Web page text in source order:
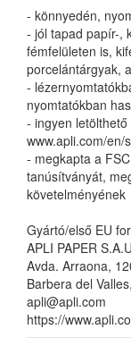
- könnyedén,
- jól tapad papír-,
fémfelületen is,
porcelántárgyak,
-
nyomtatókban
- ingyen
www.apli.com/en/
- megkapta a
tanúsítványát,
követelményének
Gyártó/első EU
APLI PAPER S.A.U
Avda. Arraona,
Barbera del
apli@apli.com
https://